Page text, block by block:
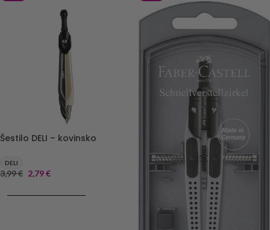
Šestilo DELI – kovinsko
DELI
3,99€ 2,79€